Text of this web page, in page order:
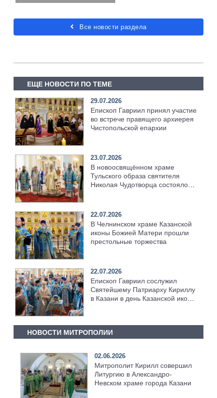
Все новости раздела
ЕЩЕ НОВОСТИ ПО ТЕМЕ
29.07.2026
Епископ Гавриил принял участие
во встрече правящего архиерея
Чистопольской епархии
23.07.2026
В новоосвящённом храме
Тульского образа святителя
Николая Чудотворца состоялось
22.07.2026
В Челнинском храме Казанской
иконы Божией Матери прошли
престольные торжества
22.07.2026
Епископ Гавриил сослужил
Святейшему Патриарху Кириллу
в Казани в день Казанской иконы
НОВОСТИ МИТРОПОЛИИ
02.06.2026
Митрополит Кирилл совершил
Литургию в Александро-
Невском храме города Казани